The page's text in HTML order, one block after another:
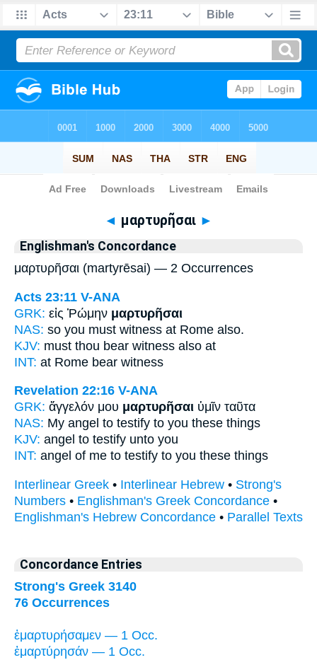
Bible>Strong's > Greek
◄ μαρτυρῆσαι ►
Englishman's Concordance
μαρτυρῆσαι (martyrēsai) — 2 Occurrences
Acts 23:11 V-ANA
GRK: εἰς Ῥώμην μαρτυρῆσαι
NAS: so you must witness at Rome also.
KJV: must thou bear witness also at
INT: at Rome bear witness
Revelation 22:16 V-ANA
GRK: ἄγγελόν μου μαρτυρῆσαι ὑμῖν ταῦτα
NAS: My angel to testify to you these things
KJV: angel to testify unto you
INT: angel of me to testify to you these things
Interlinear Greek • Interlinear Hebrew • Strong's
Numbers • Englishman's Greek Concordance •
Englishman's Hebrew Concordance • Parallel Texts
Concordance Entries
Strong's Greek 3140
76 Occurrences
ἐμαρτυρήσαμεν — 1 Occ.
ἐμαρτύρησάν — 1 Occ.